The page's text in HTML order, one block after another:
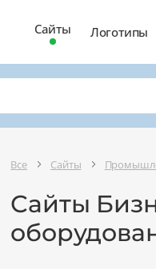
Сайты Логотипы
Все Сайты
Сайты